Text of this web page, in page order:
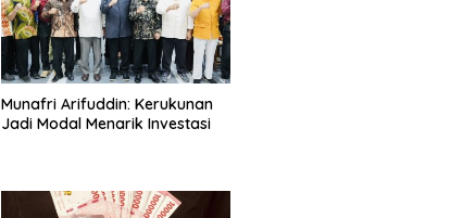
Munafri Arifuddin: Kerukunan
Jadi Modal Menarik Investasi